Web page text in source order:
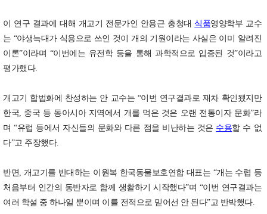
이 연구 결과에 대해 개고기 전문가인 안용근 충청대 식품영양학부 교수
는 “야생늑대가 식용으로 쓰인 것이 개의 기원이라는 사실은 이미 알려진
이론”이라며 “이번에는 유전학 등을 통해 과학적으로 입증된 것”이라고
평가했다.
개고기 합법화에 찬성하는 안 교수는 “이번 연구결과로 재차 확인됐지만
한국, 중국 등 동아시아 지역에서 개를 먹은 것은 오랜 전통이자 문화”라
며 “유럽 등에서 자신들의 문화와 다른 점을 비난하는 것은 수용할 수 없
다”고 주장했다.
반면, 개고기를 반대하는 이원복 한국동물보호연합 대표는 “개는 수렵 등
처음부터 인간의 동반자로 함께 생활하기 시작했다”며 “이번 연구결과는
여러 학설 중 하나일 뿐이며 이를 전적으로 믿어선 안 된다”고 반박했다.